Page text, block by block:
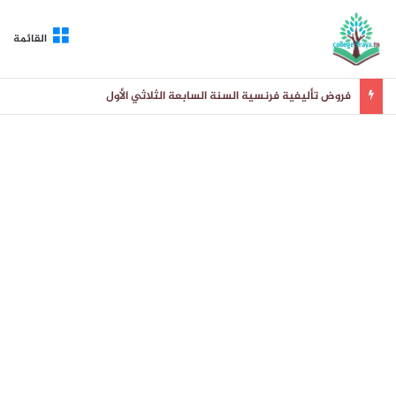
القائمة
فروض تأليفية فرنسية السنة السابعة الثلاثي الأول